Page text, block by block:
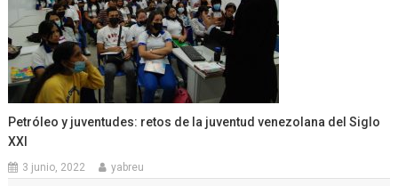
Petróleo y juventudes: retos de la juventud venezolana del Siglo
XXI
3 junio, 2022 yabreu